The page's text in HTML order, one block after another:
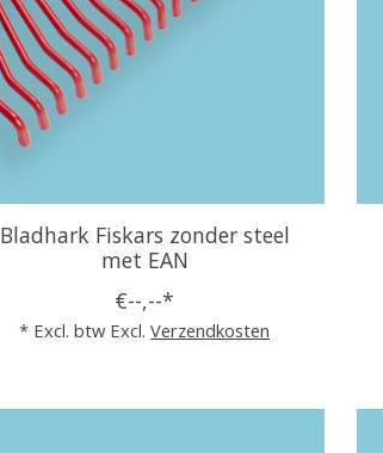
Bladhark Fiskars zonder steel
met EAN
€--,--*
* Excl. btw Excl.Verzendkosten